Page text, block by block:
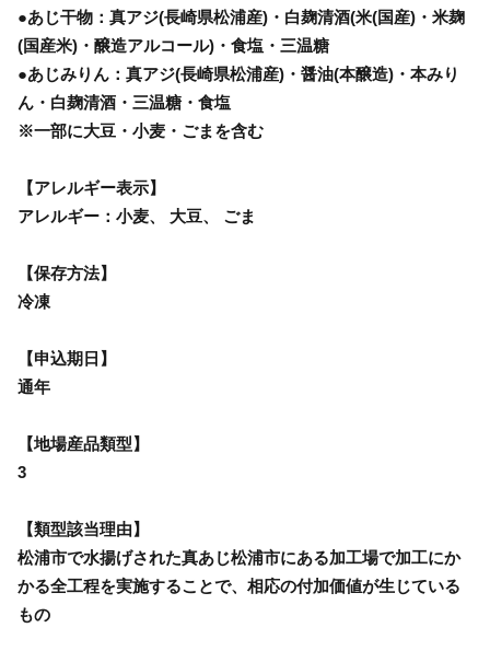
●あじ干物：真アジ(長崎県松浦産)・白麹清酒(米(国産)・米麹
(国産米)・醸造アルコール)・食塩・三温糖
●あじみりん：真アジ(長崎県松浦産)・醤油(本醸造)・本みり
ん・白麹清酒・三温糖・食塩
※一部に大豆・小麦・ごまを含む
【アレルギー表示】
アレルギー：小麦、 大豆、 ごま
【保存方法】
冷凍
【申込期日】
通年
【地場産品類型】
3
【類型該当理由】
松浦市で水揚げされた真あじ松浦市にある加工場で加工にか
かる全工程を実施することで、相応の付加価値が生じている
もの